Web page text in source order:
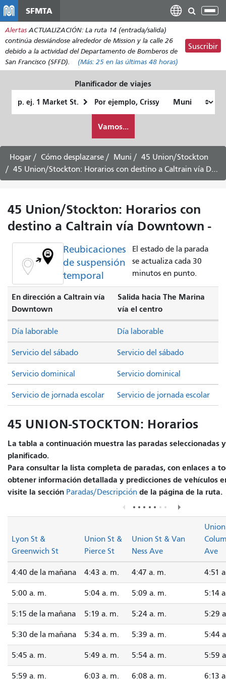
contenido
principal
SFMTA
Alertas ACTUALIZACIÓN: La ruta 14 (entrada/salida)
continúa desviándose alrededor de Mission y la calle 26
debido a la actividad del Departamento de Bomberos de
San Francisco (SFFD).
(Más: 25 en las últimas 48 horas)
Suscribir
Planificador de viajes
de
quiero
viajar
Vamos...
Hogar Cómo desplazarse Muni
45 Union/Stockton
45 Union/Stockton: Horarios con destino a Caltrain vía Downtown -
45 Union/Stockton: Horarios con
destino a Caltrain vía Downtown -
Reubicaciones
de suspensión
temporal
El estado de la parada
se actualiza cada 30
minutos en punto.
En dirección a Caltrain vía
Downtown
Salida hacia The Marina
vía el centro
Servicio del sábado Servicio del sábado
Servicio dominical Servicio dominical
Día laborable Día laborable
Servicio de jornada escolar Servicio de jornada escolar
45 UNION-STOCKTON: Horarios
La tabla a continuación muestra las paradas seleccionadas
planificado.
Para consultar la lista completa de paradas, con enlaces a
obtener información detallada y predicciones de vehículos
visite la sección Paradas/Descripción de la página de la ruta.
Lyon St &
Greenwich St
Union St &
Pierce St
Union St & Van
Ness Ave
Ave
4:40 de la mañana 4:43 a. m. 4:47 a. m. 4:51
5:00 a. m. 5:04 a. m. 5:09 a. m. 5:14
5:15 de la mañana 5:19 a. m. 5:24 a. m. 5:29
5:30 de la mañana 5:34 a. m. 5:39 a. m. 5:44
5:45 a. m. 5:49 a. m. 5:54 a. m. 5:59
5:59 a. m. 6:03 a. m. 6:08 a. m. 6:13